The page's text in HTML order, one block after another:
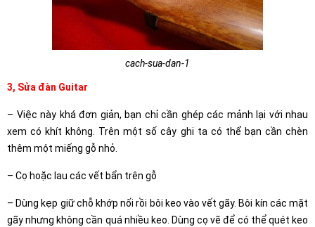
cach-sua-dan-1
3, Sửa đàn Guitar
– Việc này khá đơn giản, bạn chỉ cần ghép các mảnh lại với nhau
xem có khít không. Trên một số cây ghi ta có thể bạn cần chèn
thêm một miếng gỗ nhỏ.
– Cọ hoặc lau các vết bẩn trên gỗ
– Dùng kẹp giữ chỗ khớp nối rồi bôi keo vào vết gãy. Bôi kín các mặt
gãy nhưng không cần quá nhiều keo. Dùng cọ vẽ để có thể quét keo